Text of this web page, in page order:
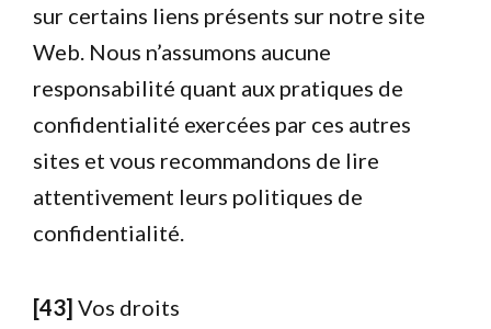
sur certains liens présents sur notre site
Web. Nous n’assumons aucune
responsabilité quant aux pratiques de
confidentialité exercées par ces autres
sites et vous recommandons de lire
attentivement leurs politiques de
confidentialité.
[43] Vos droits